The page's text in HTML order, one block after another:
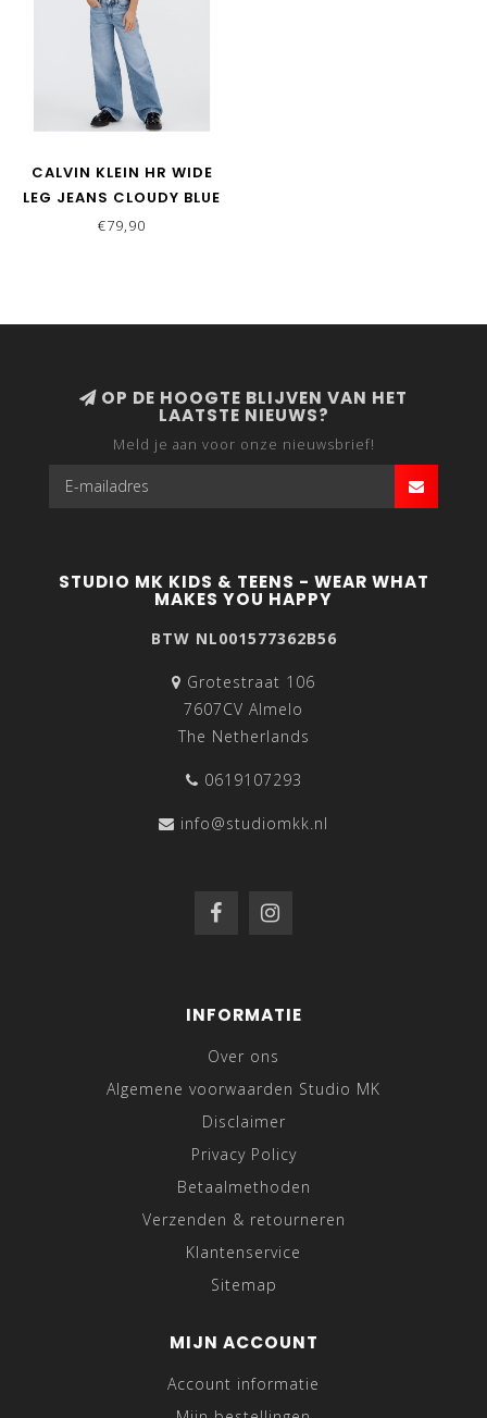
CALVIN KLEIN HR WIDE
LEG JEANS CLOUDY BLUE
€79,90
OP DE HOOGTE BLIJVEN VAN HET
LAATSTE NIEUWS?
Meld je aan voor onze nieuwsbrief!
STUDIO MK KIDS & TEENS - WEAR WHAT
MAKES YOU HAPPY
BTW NL001577362B56
Grotestraat 106
7607CV Almelo
The Netherlands
0619107293
info@studiomkk.nl
INFORMATIE
Over ons
Algemene voorwaarden Studio MK
Disclaimer
Privacy Policy
Betaalmethoden
Verzenden & retourneren
Klantenservice
Sitemap
MIJN ACCOUNT
Account informatie